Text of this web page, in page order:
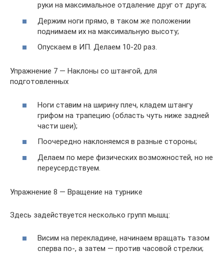
руки на максимальное отдаление друг от друга;
Держим ноги прямо, в таком же положении
поднимаем их на максимальную высоту;
Опускаем в ИП. Делаем 10-20 раз.
Упражнение 7 — Наклоны со штангой, для
подготовленных
Ноги ставим на ширину плеч, кладем штангу
грифом на трапецию (область чуть ниже задней
части шеи);
Поочередно наклоняемся в разные стороны;
Делаем по мере физических возможностей, но не
переусердствуем.
Упражнение 8 — Вращение на турнике
Здесь задействуется несколько групп мышц:
Висим на перекладине, начинаем вращать тазом
сперва по-, а затем — против часовой стрелки;